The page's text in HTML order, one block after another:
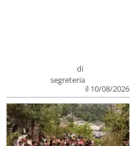
di
segreteria
il 10/08/2026